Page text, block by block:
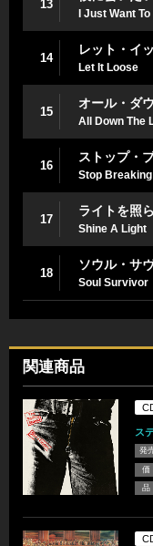
13
I Just Want
14
レット・イ
Let It Loose
15
オール・ダ
All Down The
16
ストップ・
Stop
17
ライトを照
Shine A Light
18
ソウル・サ
Soul Survivor
関連商品
ス
発
価
品